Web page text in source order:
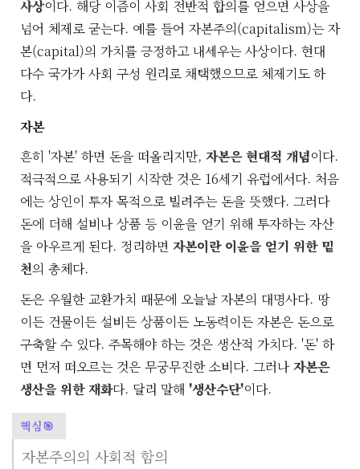
사상이다. 해당 이즘이 사회 전반적 합의를 얻으면 사상을
넘어 체제로 굳는다. 예를 들어 자본주의(capitalism)는 자
본(capital)의 가치를 긍정하고 내세우는 사상이다. 현대
다수 국가가 사회 구성 원리로 채택했으므로 체제기도 하
다.
자본
흔히 '자본' 하면 돈을 떠올리지만, 자본은 현대적 개념이다.
적극적으로 사용되기 시작한 것은 16세기 유럽에서다. 처음
에는 상인이 투자 목적으로 빌려주는 돈을 뜻했다. 그러다
돈에 더해 설비나 상품 등 이윤을 얻기 위해 투자하는 자산
을 아우르게 된다. 정리하면 자본이란 이윤을 얻기 위한 밑
천의 총체다.
돈은 우월한 교환가치 때문에 오늘날 자본의 대명사다. 땅
이든 건물이든 설비든 상품이든 노동력이든 자본은 돈으로
구축할 수 있다. 주목해야 하는 것은 생산적 가치다. '돈' 하
면 먼저 떠오르는 것은 무궁무진한 소비다. 그러나자본은
생산을 위한 재화다. 달리 말해 '생산수단'이다.
핵심🎯
자본주의의 사회적 함의